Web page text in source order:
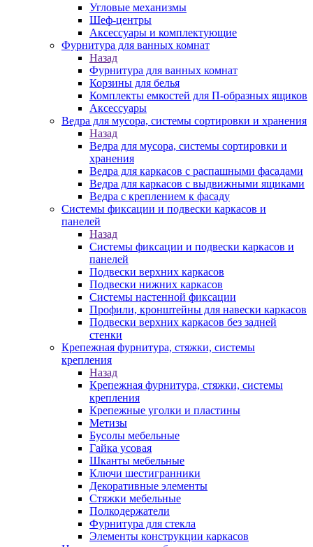
Угловые механизмы
Шеф-центры
Аксессуары и комплектующие
Фурнитура для ванных комнат
Назад
Фурнитура для ванных комнат
Корзины для белья
Комплекты емкостей для П-образных ящиков
Аксессуары
Ведра для мусора, системы сортировки и хранения
Назад
Ведра для мусора, системы сортировки и
хранения
Ведра для каркасов с распашными фасадами
Ведра для каркасов с выдвижными ящиками
Ведра с креплением к фасаду
Системы фиксации и подвески каркасов и
панелей
Назад
Системы фиксации и подвески каркасов и
панелей
Подвески верхних каркасов
Подвески нижних каркасов
Системы настенной фиксации
Профили, кронштейны для навески каркасов
Подвески верхних каркасов без задней
стенки
Крепежная фурнитура, стяжки, системы
крепления
Назад
Крепежная фурнитура, стяжки, системы
крепления
Крепежные уголки и пластины
Метизы
Бусолы мебельные
Гайка усовая
Шканты мебельные
Ключи шестигранники
Декоративные элементы
Стяжки мебельные
Полкодержатели
Фурнитура для стекла
Элементы конструкции каркасов